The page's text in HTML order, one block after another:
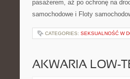
pasażerem, aż po ochronę na
samochodowe i Floty
CATEGORIES: SEKSUALNOŚĆ W
AKWARIA LOW-